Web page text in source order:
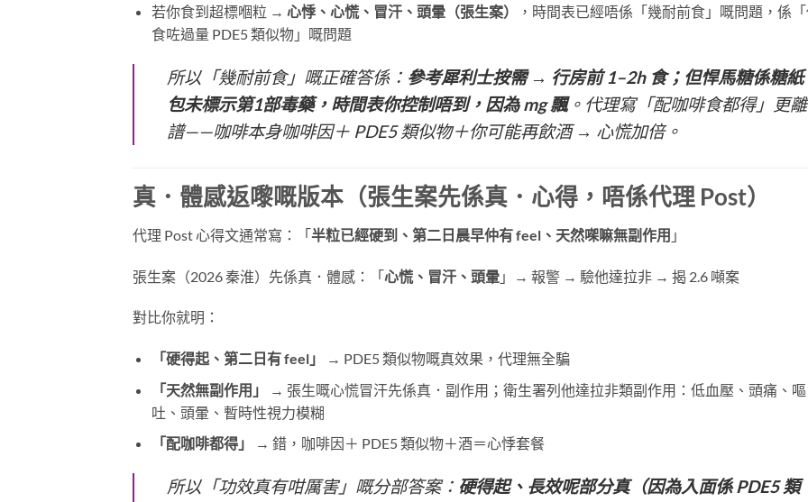
若你食到超標嗰粒 → 心悸、心慌、冒汗、頭暈（張生案）
，時間表已經唔係「幾耐前食」嘅問題，係
食咗過量 PDE5 類似物」嘅問題
所以「幾耐前食」嘅正確答係： 參考犀利士按需 → 行房前 1–2h 食；但悍馬糖係糖紙
包未標示第1部毒藥，時間表你控制唔到，因為 mg 飄。代理寫「配咖啡食都得」更離
譜——咖啡本身咖啡因＋ PDE5 類似物＋你可能再飲酒 → 心慌加倍。
真．體感返嚟嘅版本（張生案先係真．心得，唔係代理 Post）
代理 Post 心得文通常寫：「半粒已經硬到、第二日晨早仲有 feel、天然㗎嘛無副作用 」
張生案（2026 秦淮）先係真．體感：「心慌、冒汗、頭暈 」→ 報警 → 驗他達拉非 → 揭 2.6 噸案
對比你就明：
「硬得起、第二日有 feel」
​ → PDE5 類似物嘅真效果，代理無全騙
「天然無副作用」
​ → 張生嘅心慌冒汗先係真．副作用；衛生署列他達拉非類副作用：低血壓、頭痛、嘔
吐、頭暈、暫時性視力模糊
「配咖啡都得」
​ → 錯，咖啡因＋ PDE5 類似物＋酒＝心悸套餐
所以「功效真有咁厲害」嘅分部答案： 硬得起、長效呢部分真（因為入面係 PDE5 類